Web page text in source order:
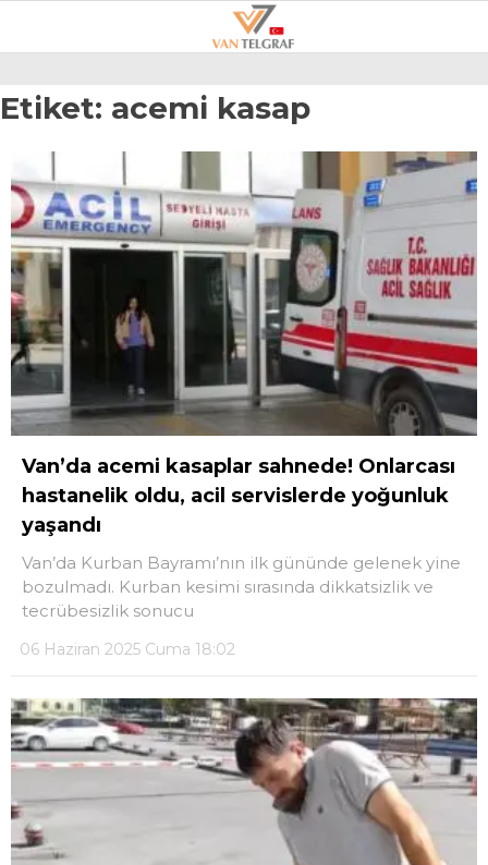
Facebook
Instagram
21.7°
VAN
BÖLGE
3.SAYFA
GÜNDEM
SPOR
EKONOMI
MAGAZIN
POLITIKA
DÜNYA
EĞITIM
DIĞER
Etiket: acemi kasap
Van’da acemi kasaplar sahnede! Onlarcası
hastanelik oldu, acil servislerde yoğunluk
yaşandı
Van’da Kurban Bayramı’nın ilk gününde gelenek yine
bozulmadı. Kurban kesimi sırasında dikkatsizlik ve
tecrübesizlik sonucu
06 Haziran 2025 Cuma 18:02